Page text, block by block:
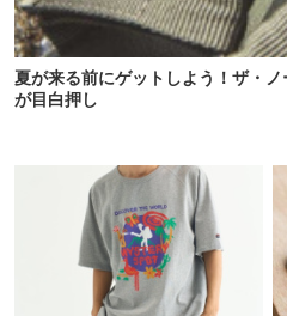
夏が来る前にゲットしよう！ザ・
が目白押し